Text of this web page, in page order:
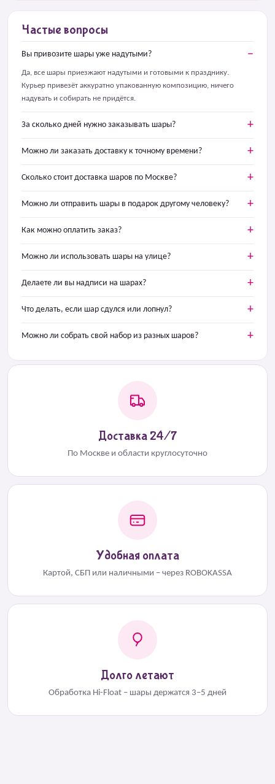
Частые вопросы
Вы привозите шары уже надутыми?
Да, все шары приезжают надутыми и готовыми к празднику.
Курьер привезёт аккуратно упакованную композицию, ничего
надувать и собирать не придётся.
За сколько дней нужно заказывать шары?
Можно ли заказать доставку к точному времени?
Сколько стоит доставка шаров по Москве?
Можно ли отправить шары в подарок другому человеку?
Как можно оплатить заказ?
Можно ли использовать шары на улице?
Делаете ли вы надписи на шарах?
Что делать, если шар сдулся или лопнул?
Можно ли собрать свой набор из разных шаров?
Доставка 24/7
По Москве и области круглосуточно
Удобная оплата
Картой, СБП или наличными – через ROBOKASSA
Долго летают
Обработка Hi-Float – шары держатся 3–5 дней